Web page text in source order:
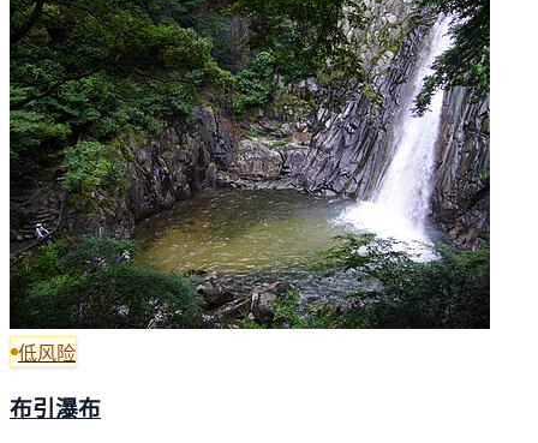
低风险
布引瀑布